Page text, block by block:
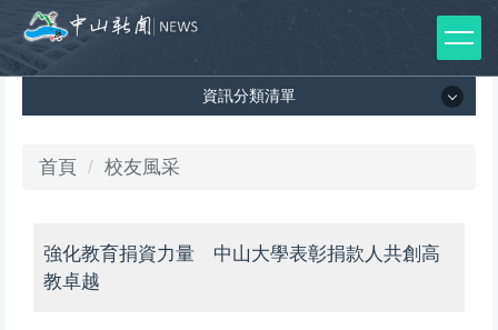
到
主
資訊分類清單
資訊分類清單
媒體報導
首頁 校友風采
強化教育捐資力量 中山大學表彰捐款人共創高
教卓越